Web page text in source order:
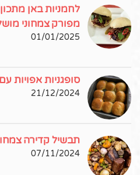
לחמניות באן
מפורק צמחוני
01/01/2025
סופגניות אפויות
21/12/2024
תבשיל קדירה
07/11/2024